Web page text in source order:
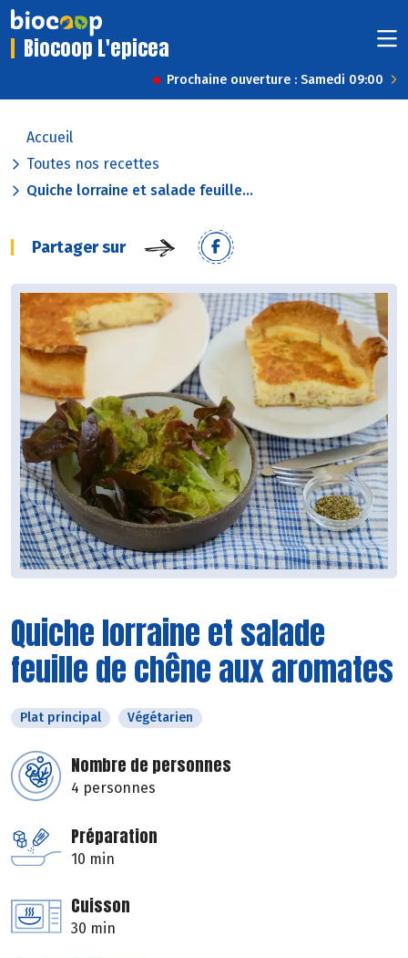
Biocoop L'epicea
Prochaine ouverture : Samedi 09:00
Accueil
Toutes nos recettes
Quiche lorraine et salade feuille...
Partager sur
Quiche lorraine et salade
feuille de chêne aux aromates
Plat principal Végétarien
Nombre de personnes
4 personnes
Préparation
10 min
Cuisson
30 min